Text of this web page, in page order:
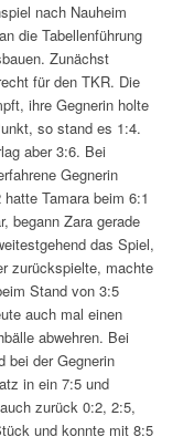
nach Nauheim
die Tabellenführung
Zunächst
für den TKR. Die
ihre Gegnerin holte
so stand es 1:4.
aber 3:6. Bei
Gegnerin
Tamara beim 6:1
begann Zara gerade
das Spiel,
zurückspielte, machte
Stand von 3:5
auch mal einen
abwehren. Bei
bei der Gegnerin
in ein 7:5 und
zurück 0:2, 2:5,
und konnte mit 8:5